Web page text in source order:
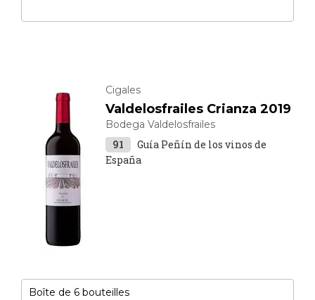
Cigales
Valdelosfrailes Crianza 2019
Bodega Valdelosfrailes
91
Guía Peñín de los vinos de
España